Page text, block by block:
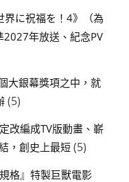
に祝福を！4》（為
年放送、紀念PV
大銀幕獎項之中，就
(5)
改編成TV版動畫、嶄
，創史上最短 (5)
格』特製巨獸電影